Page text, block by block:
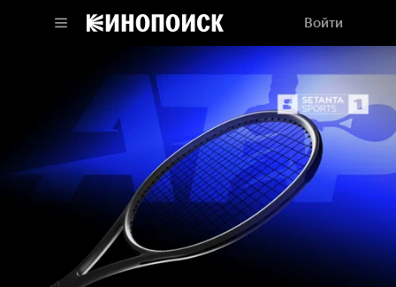
Войти